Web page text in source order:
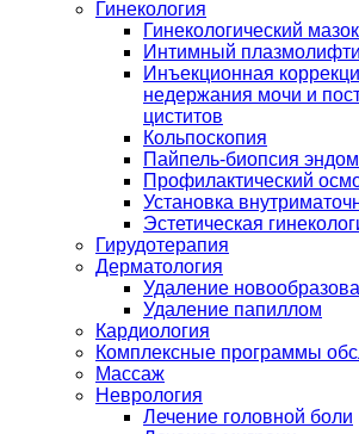
Гинекология
Гинекологический
Интимный
Инъекционная
недержания мочи и
циститов
Кольпоскопия
Пайпель-биопсия
Профилактический
Установка
Эстетическая
Гирудотерапия
Дерматология
Удаление
Удаление папиллом
Кардиология
Комплексные программы
Массаж
Неврология
Лечение головной боли